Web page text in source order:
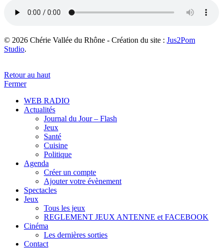
© 2026 Chérie Vallée du Rhône - Création du site : Jus2Pom
Studio.
Retour au haut
Fermer
WEB RADIO
Actualités
Journal du Jour – Flash
Jeux
Santé
Cuisine
Politique
Agenda
Créer un compte
Ajouter votre évènement
Spectacles
Jeux
Tous les jeux
REGLEMENT JEUX ANTENNE et FACEBOOK
Cinéma
Les dernières sorties
Contact